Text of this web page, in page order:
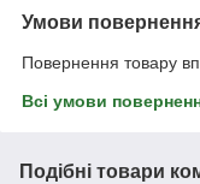
Умови
Повернення товару
Всі умови
Подібні товари